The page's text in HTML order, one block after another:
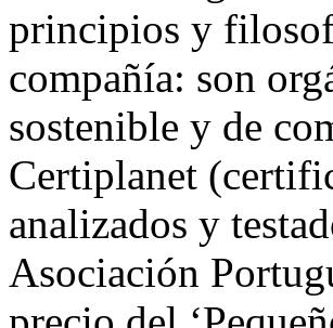
principios y
compañía: son
sostenible y de
Certiplanet
analizados y
Asociación